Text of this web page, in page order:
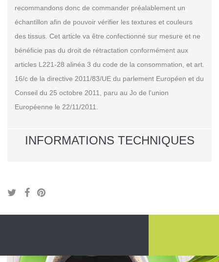
recommandons donc de commander préalablement un
échantillon afin de pouvoir vérifier les textures et couleurs
des tissus. Cet article va être confectionné sur mesure et ne
bénéficie pas du droit de rétractation conformément aux
articles L221-28 alinéa 3 du code de la consommation, et art.
16/c de la directive 2011/83/UE du parlement Européen et du
Conseil du 25 octobre 2011, paru au Jo de l'union
Européenne le 22/11/2011.
INFORMATIONS TECHNIQUES